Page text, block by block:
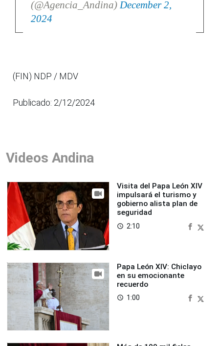
(@Agencia_Andina) December 2,
2024
(FIN) NDP / MDV
Publicado: 2/12/2024
Videos Andina
Visita del Papa León XIV
impulsará el turismo y
gobierno alista plan de
seguridad
access_time 2:10
Papa León XIV: Chiclayo
en su emocionante
recuerdo
access_time 1:00